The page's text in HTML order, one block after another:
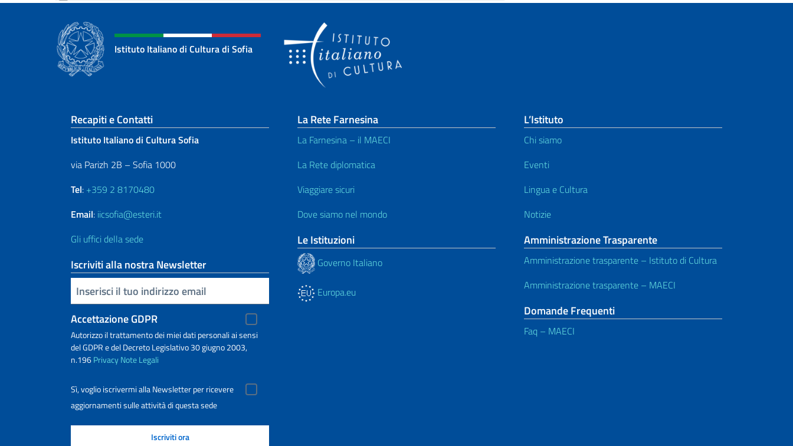
Istituto Italiano di Cultura di Sofia
Sezione footer
Recapiti e Contatti
Istituto Italiano di Cultura Sofia
via Parizh 2B – Sofia 1000
Tel: +359 2 8170480
Email: iicsofia@esteri.it
Gli uffici della sede
Iscriviti alla nostra Newsletter
Inserisci la tua email
Accettazione GDPR
Autorizzo il trattamento dei miei dati personali ai sensi
del GDPR e del Decreto Legislativo 30 giugno 2003,
n.196PrivacyNote Legali
Sì, voglio iscrivermi alla Newsletter per ricevere
aggiornamenti sulle attività di questa sede
La Rete Farnesina
La Farnesina – il MAECI
La Rete diplomatica
Viaggiare sicuri
Dove siamo nel mondo
Le Istituzioni
Governo Italiano
Europa.eu
L’Istituto
Chi siamo
Eventi
Lingua e Cultura
Notizie
Amministrazione Trasparente
Amministrazione trasparente – Istituto di Cultura
Amministrazione trasparente – MAECI
Domande Frequenti
Faq – MAECI